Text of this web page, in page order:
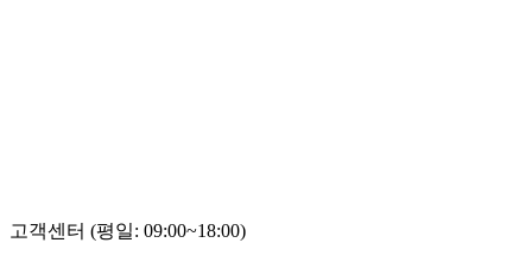
고객센터 (평일: 09:00~18:00)